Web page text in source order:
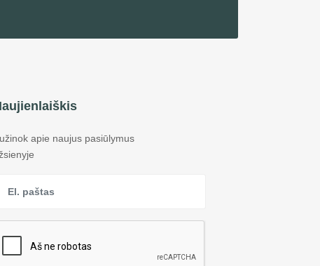
apie naujus pasiūlymus